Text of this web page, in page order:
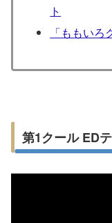
ト
「ももい
第1クール ED